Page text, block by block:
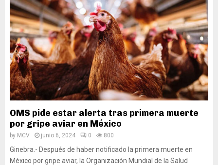
OMS pide estar alerta tras primera muerte
por gripe aviar en México
by MCV junio 6, 2024 0 800
Ginebra.- Después de haber notificado la primera muerte en
México por gripe aviar, la Organización Mundial de la Salud